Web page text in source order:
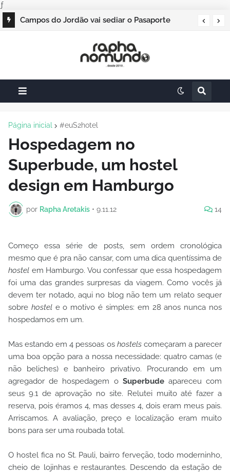
ƒ
Campos do Jordão vai sediar o Pasaporte
Página inicial #euS2hotel
Hospedagem no
Superbude, um hostel
design em Hamburgo
por Rapha Aretakis • 9.11.12 14
Começo essa série de posts, sem ordem cronológica
mesmo que é pra não cansar, com uma dica quentíssima de
hostel em Hamburgo. Vou confessar que essa hospedagem
foi uma das grandes surpresas da viagem. Como vocês já
devem ter notado, aqui no blog não tem um relato sequer
sobre hostele o motivo é simples: em 28 anos nunca nos
hospedamos em um.
Mas estando em 4 pessoas oshostelscomeçaram a parecer
uma boa opção para a nossa necessidade: quatro camas (e
não beliches) e banheiro privativo. Procurando em um
agregador de hospedagem o Superbudeapareceu com
seus 9.1 de aprovação no site. Relutei muito até fazer a
reserva, pois éramos 4, mas desses 4, dois eram meus pais.
Arriscamos. A avaliação, preço e localização eram muito
bons para ser uma roubada total.
O hostel fica no St. Pauli, bairro ferveção, todo moderninho,
cheio de lojinhas e restaurantes. Descendo da estação de